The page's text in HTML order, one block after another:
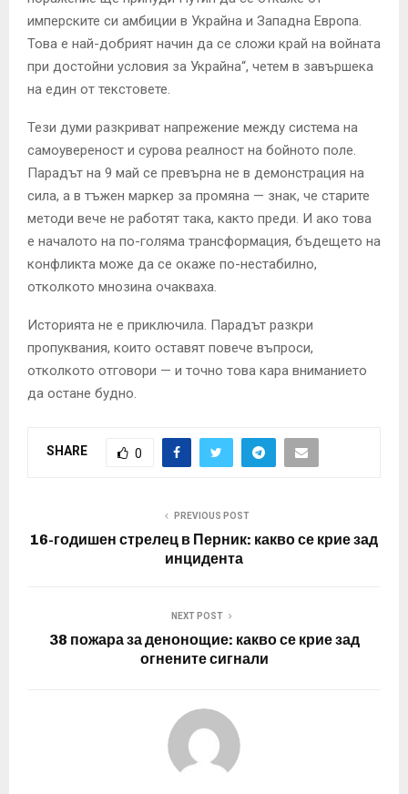
имперските си амбиции в Украйна и Западна Европа.
Това е най-добрият начин да се сложи край на войната
при достойни условия за Украйна“, четем в завършека
на един от текстовете.
Тези думи разкриват напрежение между система на
самоувереност и сурова реалност на бойното поле.
Парадът на 9 май се превърна не в демонстрация на
сила, а в тъжен маркер за промяна — знак, че старите
методи вече не работят така, както преди. И ако това
е началото на по-голяма трансформация, бъдещето на
конфликта може да се окаже по-нестабилно,
отколкото мнозина очакваха.
Историята не е приключила. Парадът разкри
пропуквания, които оставят повече въпроси,
отколкото отговори — и точно това кара вниманието
да остане будно.
SHARE 0
PREVIOUS POST
16-годишен стрелец в Перник: какво се крие зад
инцидента
NEXT POST
38 пожара за денонощие: какво се крие зад
огнените сигнали